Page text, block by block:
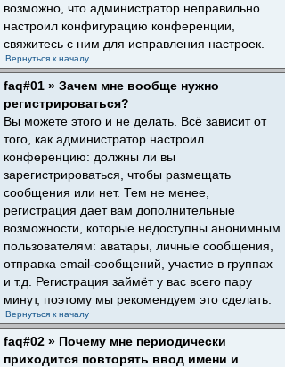
возможно, что администратор неправильно
настроил конфигурацию конференции,
свяжитесь с ним для исправления настроек.
Вернуться к началу
faq#01 » Зачем мне вообще нужно
регистрироваться?
Вы можете этого и не делать. Всё зависит от
того, как администратор настроил
конференцию: должны ли вы
зарегистрироваться, чтобы размещать
сообщения или нет. Тем не менее,
регистрация дает вам дополнительные
возможности, которые недоступны анонимным
пользователям: аватары, личные сообщения,
отправка email-сообщений, участие в группах
и т.д. Регистрация займёт у вас всего пару
минут, поэтому мы рекомендуем это сделать.
Вернуться к началу
faq#02 » Почему мне периодически
приходится повторять ввод имени и